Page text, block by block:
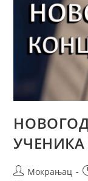
УЧЕНИКА
Мокрањац